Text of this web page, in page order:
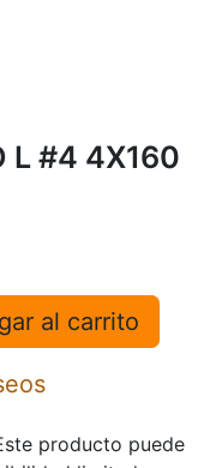
L #4 4X160
al carrito
producto puede